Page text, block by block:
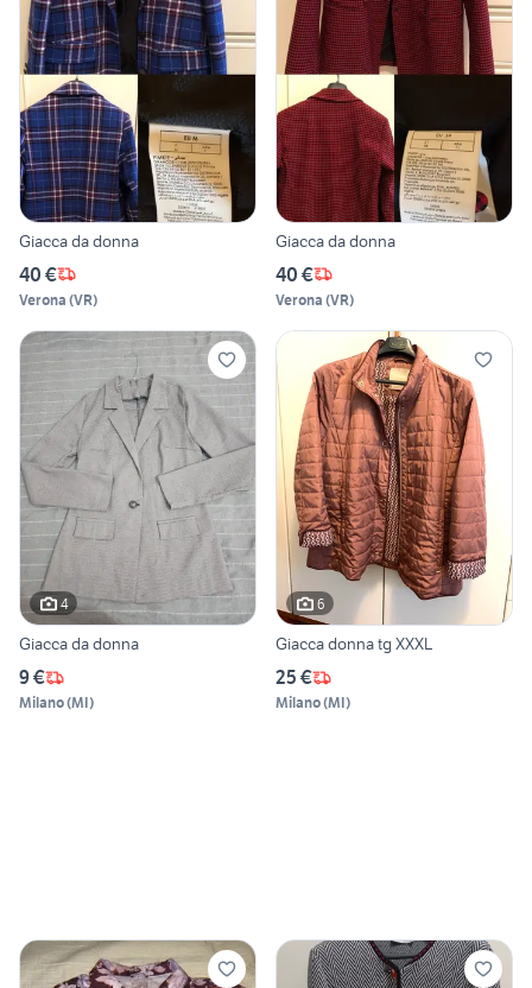
Giacca da donna
40 €
Verona (VR)
Giacca da donna
40 €
Verona (VR)
4
Giacca da donna
9 €
Milano(MI)
6
Giacca donna tg XXXL
25 €
Milano(MI)